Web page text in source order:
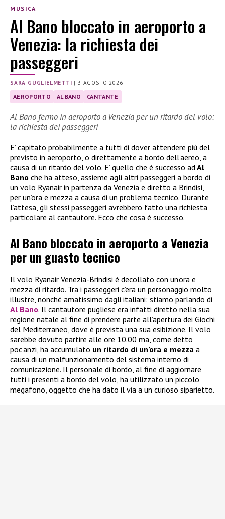
MUSICA
Al Bano bloccato in aeroporto a
Venezia: la richiesta dei
passeggeri
SARA GUGLIELMETTI |3 AGOSTO 2026
AEROPORTO AL BANO CANTANTE
Al Bano fermo in aeroporto a Venezia per un ritardo del volo:
la richiesta dei passeggeri
E’ capitato probabilmente a tutti di dover attendere più del
previsto in aeroporto, o direttamente a bordo dell’aereo, a
causa di un ritardo del volo. E’ quello che è successo adAl
Bano che ha atteso, assieme agli altri passeggeri a bordo di
un volo Ryanair in partenza da Venezia e diretto a Brindisi,
per un’ora e mezza a causa di un problema tecnico. Durante
l’attesa, gli stessi passeggeri avrebbero fatto una richiesta
particolare al cantautore. Ecco che cosa è successo.
Al Bano bloccato in aeroporto a Venezia
per un guasto tecnico
Il volo Ryanair Venezia-Brindisi è decollato con un’ora e
mezza di ritardo. Tra i passeggeri c’era un personaggio molto
illustre, nonché amatissimo dagli italiani: stiamo parlando di
Al Bano. Il cantautore pugliese era infatti diretto nella sua
regione natale al fine di prendere parte all’apertura dei Giochi
del Mediterraneo, dove è prevista una sua esibizione. Il volo
sarebbe dovuto partire alle ore 10.00 ma, come detto
poc’anzi, ha accumulato un ritardo di un’ora e mezza a
causa di un malfunzionamento del sistema interno di
comunicazione. Il personale di bordo, al fine di aggiornare
tutti i presenti a bordo del volo, ha utilizzato un piccolo
megafono, oggetto che ha dato il via a un curioso siparietto.